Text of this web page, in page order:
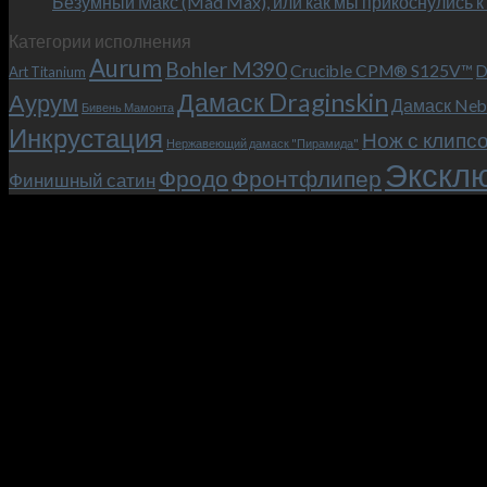
Категории исполнения
Art Titanium Aurum Bohler M390Crucible CPM® S125V™
Аурум Бивень Мамонта Дамаск Draginskin Дамаск
Инкрустация Нержавеющий дамаск "Пирамида" Нож с
Финишный сатин Фродо Фронтфлипер